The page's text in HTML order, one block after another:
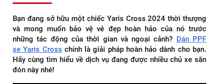
Bạn đang sở hữu một chiếc Yaris Cross 2024 thời thượng
và mong muốn bảo vệ vẻ đẹp hoàn hảo của nó trước
những tác động của thời gian và ngoại cảnh? Dán PPF
xe Yaris Cross chính là giải pháp hoàn hảo dành cho bạn.
Hãy cùng tìm hiểu về dịch vụ đang được nhiều chủ xe săn
đón này nhé!